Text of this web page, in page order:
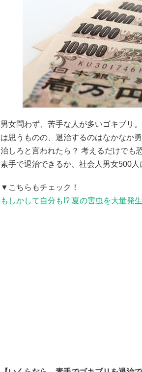
男女問わず、苦手な人が多いゴキブリ
は思うものの、退治するのはなかなか
治しろと言われたら？ 考えるだけでも
素手で退治できるか、社会人男女500人
▼こちらもチェック！
もしかして自分も!? 夏の害虫を大量発